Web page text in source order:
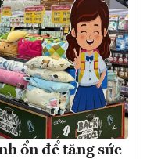
ổn để tăng sức